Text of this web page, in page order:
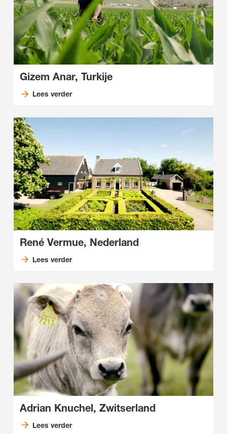
Gizem Anar, Turkije
Lees verder
René Vermue, Nederland
Lees verder
Adrian Knuchel, Zwitserland
Lees verder